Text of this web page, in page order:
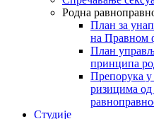
Родна
План за
на Правном
План
принципа
Препорука
ризицима
Студије